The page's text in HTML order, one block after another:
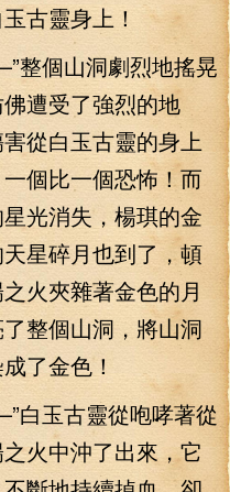
古靈身上！
山洞劇烈地搖晃
遭受了強烈的地
從白玉古靈的身上
個比一個恐怖！而
光消失，楊琪的金
星碎月也到了，頓
火夾雜著金色的月
整個山洞，將山洞
了金色！
古靈從咆哮著從
火中沖了出來，它